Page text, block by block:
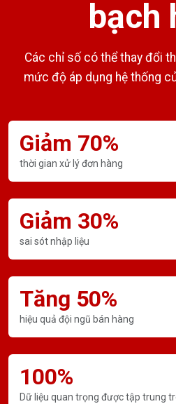
bạch
Các chỉ số có thể thay đổi
mức độ áp dụng hệ thống
Giảm 70%
thời gian xử lý đơn hàng
Giảm 30%
sai sót nhập liệu
Tăng 50%
hiệu quả đội ngũ bán hàng
100%
Dữ liệu quan trọng được tập trung